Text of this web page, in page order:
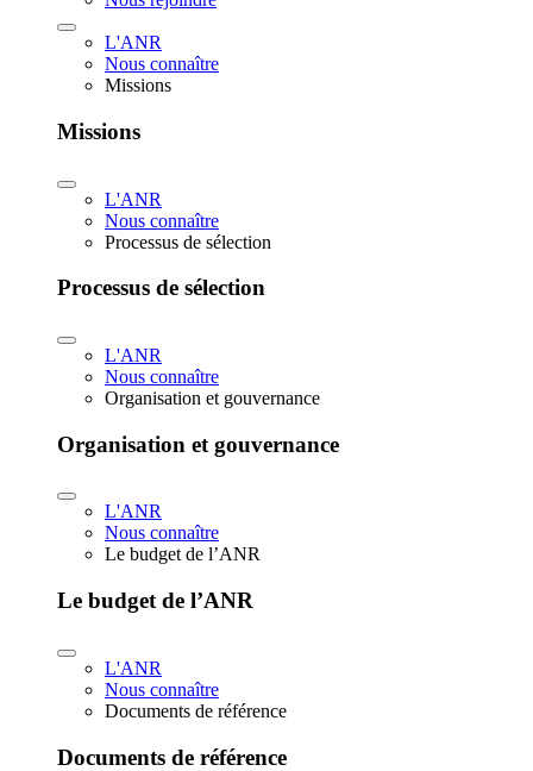
L'ANR
Nous connaître
Missions
Missions
L'ANR
Nous connaître
Processus de sélection
Processus de sélection
L'ANR
Nous connaître
Organisation et gouvernance
Organisation et gouvernance
L'ANR
Nous connaître
Le budget de l’ANR
Le budget de l’ANR
L'ANR
Nous connaître
Documents de référence
Documents de référence